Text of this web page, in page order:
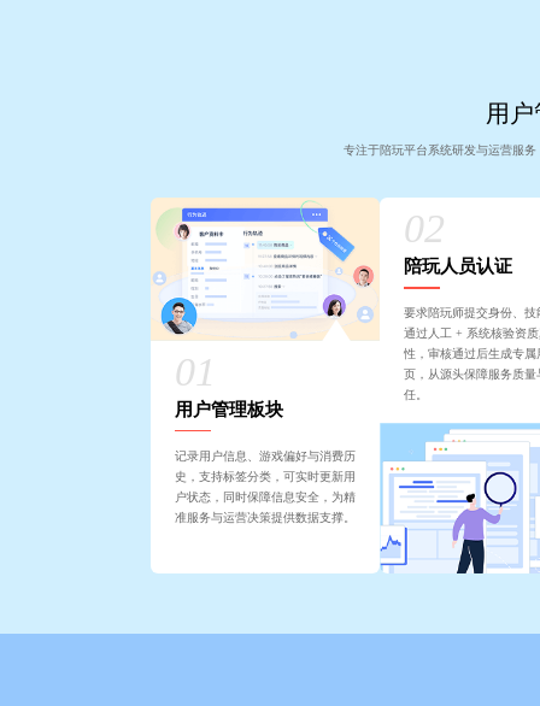
用
专注于陪玩平台系统研发与运营服
用户管理板块
记录用户信息、游戏偏好与消费历
史，支持标签分类，可实时更新用
户状态，同时保障信息安全，为精
准服务与运营决策提供数据支撑。
陪玩人员认证
要求陪玩师提交身份、技
通过人工 + 系统核验资
性，审核通过后生成专属
页，从源头保障服务质量
任。